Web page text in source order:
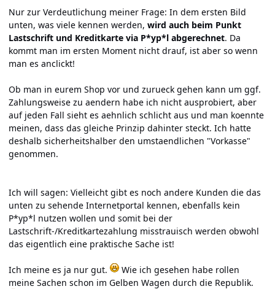
Nur zur Verdeutlichung meiner Frage: In dem ersten Bild
unten, was viele kennen werden, wird auch beim Punkt
Lastschrift und Kreditkarte via P*yp*l abgerechnet. Da
kommt man im ersten Moment nicht drauf, ist aber so wenn
man es anclickt!
Ob man in eurem Shop vor und zurueck gehen kann um ggf.
Zahlungsweise zu aendern habe ich nicht ausprobiert, aber
auf jeden Fall sieht es aehnlich schlicht aus und man koennte
meinen, dass das gleiche Prinzip dahinter steckt. Ich hatte
deshalb sicherheitshalber den umstaendlichen "Vorkasse"
genommen.
Ich will sagen: Vielleicht gibt es noch andere Kunden die das
unten zu sehende Internetportal kennen, ebenfalls kein
P*yp*l nutzen wollen und somit bei der
Lastschrift-/Kreditkartezahlung misstrauisch werden obwohl
das eigentlich eine praktische Sache ist!
Ich meine es ja nur gut.
Wie ich gesehen habe rollen
meine Sachen schon im Gelben Wagen durch die Republik.